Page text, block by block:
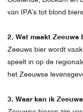
van IPA’s tot blond
2. Wat maakt Zeeuws
Zeeuws bier wordt
speelt in op de
het Zeeuwse
3. Waar kan ik